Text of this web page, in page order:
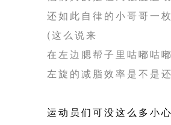
还如此自律的小哥哥一
(这么说来
在左边腮帮子里咕嘟咕嘟
左旋的减脂效率是不是
运动员们可没这么多小